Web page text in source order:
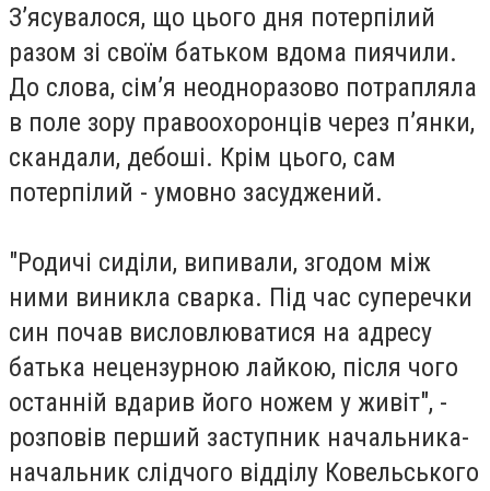
З’ясувалося, що цього дня потерпілий
разом зі своїм батьком вдома пиячили.
До слова, сім’я неодноразово потрапляла
в поле зору правоохоронців через п’янки,
скандали, дебоші. Крім цього, сам
потерпілий - умовно засуджений.
"Родичі сиділи, випивали, згодом між
ними виникла сварка. Під час суперечки
син почав висловлюватися на адресу
батька нецензурною лайкою, після чого
останній вдарив його ножем у живіт", -
розповів перший заступник начальника-
начальник слідчого відділу Ковельського